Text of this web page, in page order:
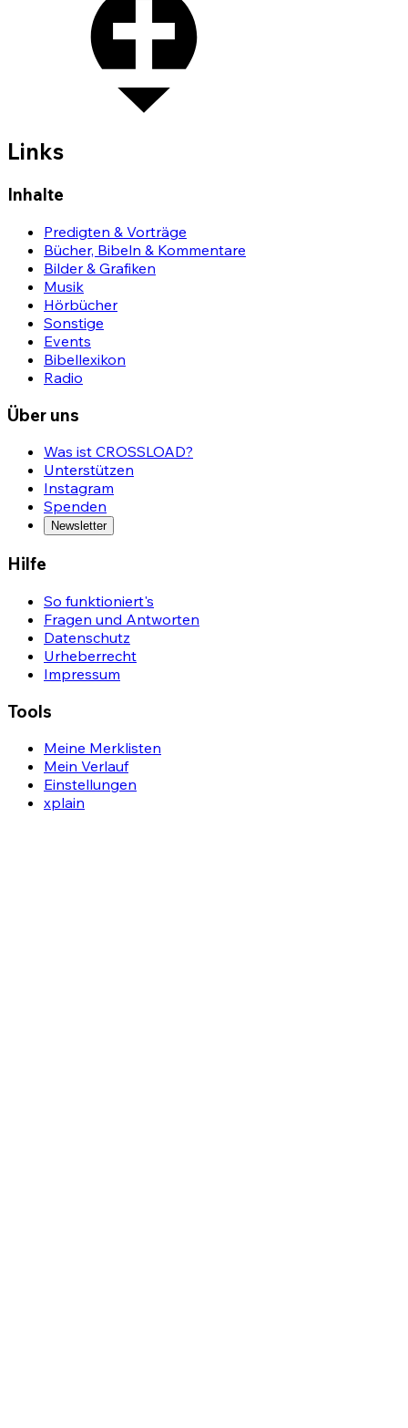
Links
Inhalte
Predigten & Vorträge
Bücher, Bibeln & Kommentare
Bilder & Grafiken
Musik
Hörbücher
Sonstige
Events
Bibellexikon
Radio
Über uns
Was ist CROSSLOAD?
Unterstützen
Instagram
Spenden
Newsletter
Hilfe
So funktioniert's
Fragen und Antworten
Datenschutz
Urheberrecht
Impressum
Tools
Meine Merklisten
Mein Verlauf
Einstellungen
xplain